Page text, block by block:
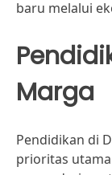
baru melalui
Marga
Pendidikan di
prioritas